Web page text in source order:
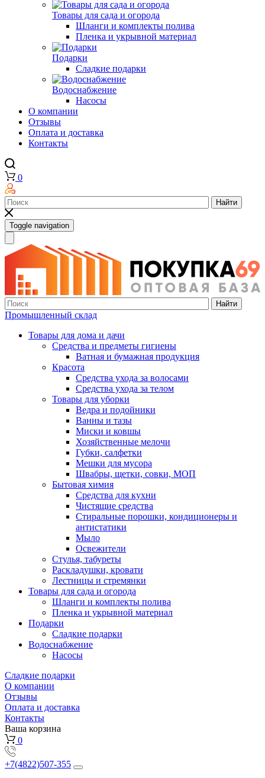
Товары для сада и огорода
Шланги и комплекты полива
Пленка и укрывной материал
Подарки
Cладкие подарки
Водоснабжение
Насосы
О компании
Отзывы
Оплата и доставка
Контакты
0
Найти
Toggle navigation
Найти
Промышленный склад
Товары для дома и дачи
Средства и предметы гигиены
Ватная и бумажная продукция
Красота
Средства ухода за волосами
Средства ухода за телом
Товары для уборки
Ведра и подойники
Ванны и тазы
Миски и ковшы
Хозяйственные мелочи
Губки, салфетки
Мешки для мусора
Швабры, щетки, совки, МОП
Бытовая химия
Средства для кухни
Чистящие средства
Стиральные порошки, кондиционеры и
антистатики
Мыло
Освежители
Стулья, табуреты
Раскладушки, кровати
Лестницы и стремянки
Товары для сада и огорода
Шланги и комплекты полива
Пленка и укрывной материал
Подарки
Cладкие подарки
Водоснабжение
Насосы
Сладкие подарки
О компании
Отзывы
Оплата и доставка
Контакты
Ваша корзина
0
+7(4822)507-355